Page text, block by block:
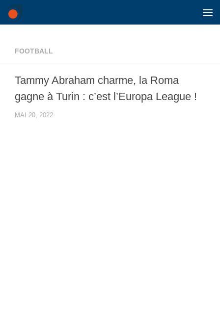
Skip to content
FOOTBALL
Tammy Abraham charme, la Roma
gagne à Turin : c’est l’Europa League !
MAI 20, 2022